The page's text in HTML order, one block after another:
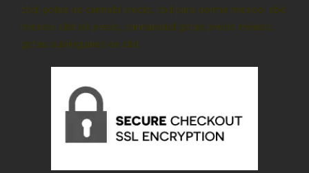
cbd, gotas de cannabi precio, cbd para dormir méxico, cbd
mexico, cbd oil precio, cannabidiol gotas precio méxico,
gotas sublinguales de cbd